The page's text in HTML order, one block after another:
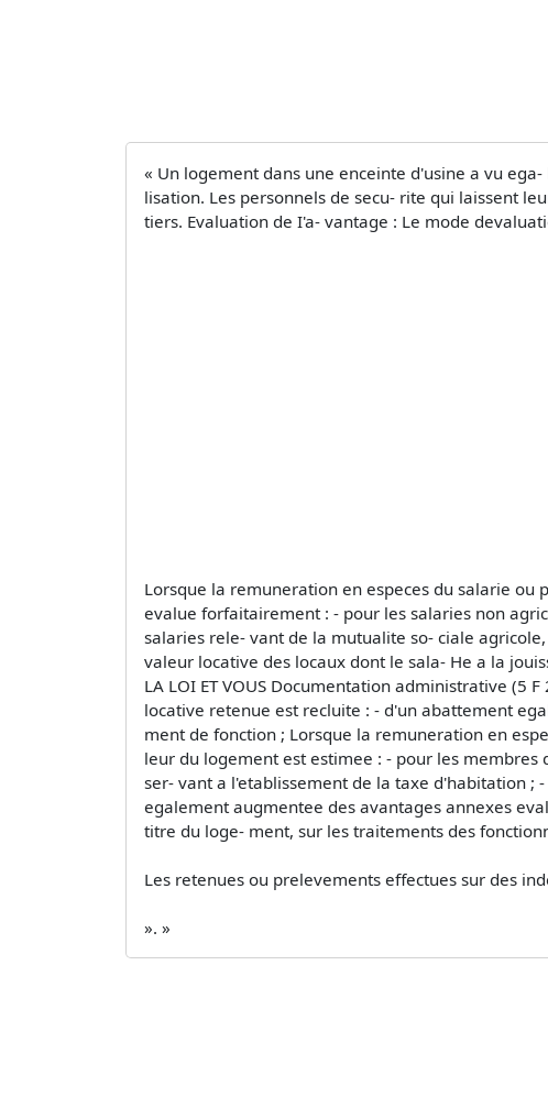
« Un logement dans une enceinte d'usine a vu
lisation. Les personnels de secu- rite qui laissent
tiers. Evaluation de I'a- vantage : Le mode
Lorsque la remuneration en especes du salarie ou
evalue forfaitairement : - pour les salaries non
salaries rele- vant de la mutualite so- ciale
valeur locative des locaux dont le sala- He a la
LA LOI ET VOUS Documentation administrative (5
locative retenue est recluite : - d'un abattement
ment de fonction ; Lorsque la remuneration en
leur du logement est estimee : - pour les
ser- vant a l'etablissement de la taxe d'habitation ;
egalement augmentee des avantages annexes
titre du loge- ment, sur les traitements des
Les retenues ou prelevements effectues sur des
». »